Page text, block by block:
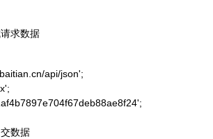
求数据
api/json';
数据